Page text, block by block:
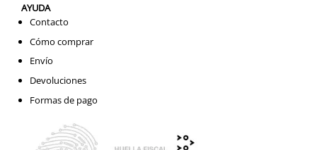
AYUDA
Contacto
Cómo comprar
Envío
Devoluciones
Formas de pago